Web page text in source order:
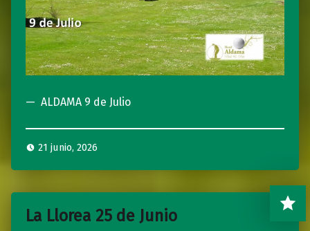
ALDAMA 9 de Julio
21 junio, 2026
La Llorea 25 de Junio